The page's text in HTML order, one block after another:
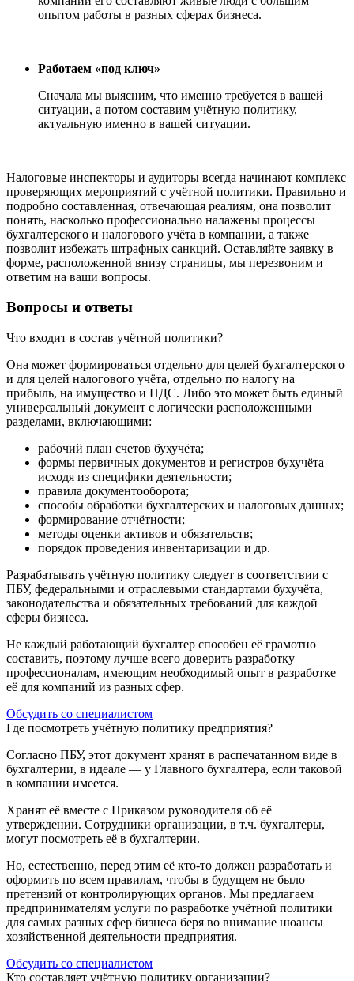
опытом работы в разных сферах бизнеса.
Работаем «под ключ»
Сначала мы выясним, что именно требуется в вашей
ситуации, а потом составим учётную политику,
актуальную именно в вашей ситуации.
Налоговые инспекторы и аудиторы всегда начинают комплекс
проверяющих мероприятий с учётной политики. Правильно и
подробно составленная, отвечающая реалиям, она позволит
понять, насколько профессионально налажены процессы
бухгалтерского и налогового учёта в компании, а также
позволит избежать штрафных санкций. Оставляйте заявку в
форме, расположенной внизу страницы, мы перезвоним и
ответим на ваши вопросы.
Вопросы и ответы
Что входит в состав учётной политики?
Она может формироваться отдельно для целей бухгалтерского
и для целей налогового учёта, отдельно по налогу на
прибыль, на имущество и НДС. Либо это может быть единый
универсальный документ с логически расположенными
разделами, включающими:
рабочий план счетов бухучёта;
формы первичных документов и регистров бухучёта
исходя из специфики деятельности;
правила документооборота;
способы обработки бухгалтерских и налоговых данных;
формирование отчётности;
методы оценки активов и обязательств;
порядок проведения инвентаризации и др.
Разрабатывать учётную политику следует в соответствии с
ПБУ, федеральными и отраслевыми стандартами бухучёта,
законодательства и обязательных требований для каждой
сферы бизнеса.
Не каждый работающий бухгалтер способен её грамотно
составить, поэтому лучше всего доверить разработку
профессионалам, имеющим необходимый опыт в разработке
её для компаний из разных сфер.
Обсудить со специалистом
Где посмотреть учётную политику предприятия?
Согласно ПБУ, этот документ хранят в распечатанном виде в
бухгалтерии, в идеале — у Главного бухгалтера, если таковой
в компании имеется.
Хранят её вместе с Приказом руководителя об её
утверждении. Сотрудники организации, в т.ч. бухгалтеры,
могут посмотреть её в бухгалтерии.
Но, естественно, перед этим её кто-то должен разработать и
оформить по всем правилам, чтобы в будущем не было
претензий от контролирующих органов. Мы предлагаем
предпринимателям услуги по разработке учётной политики
для самых разных сфер бизнеса беря во внимание нюансы
хозяйственной деятельности предприятия.
Обсудить со специалистом
Кто составляет учётную политику организации?